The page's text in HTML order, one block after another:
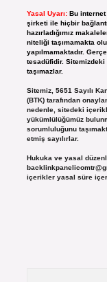
Yasal Uyarı: Bu
şirketi ile hiçbir
hazırladığımız
niteliği taşımamakta
yapılmamaktadır.
tesadüfidir.
taşımazlar.
Sitemiz, 5651 Sayılı
(BTK) tarafından
nedenle, sitedeki
yükümlülüğümüz
sorumluluğunu
etmiş sayılırlar.
Hukuka ve yasal
içerikler yasal süre